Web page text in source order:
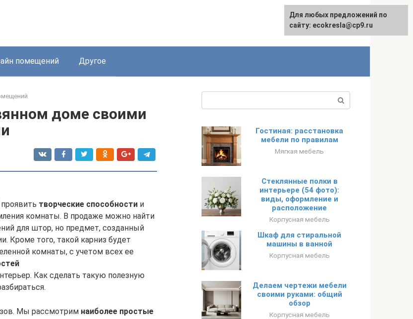
помещений Другое
доме своими
творческие способностии
комнаты. В продаже можно найти
для штор, но предмет, созданный
Кроме того, такой карниз будет
комнаты, с учетом всех ее
Как сделать такую полезную
Мы рассмотрим наиболее простые
Гостиная: расстановка
мебели по правилам
Мягкая мебель
Стеклянные полки в
интерьере (54 фото):
виды, оформление и
расположение
Корпусная мебель
Шкаф для стиральной
машины в ванной
Корпусная мебель
Делаем чертежи мебели
своими руками: общий
обзор
Корпусная мебель
Для любых предложений по
сайту: ecokresla@cp9.ru